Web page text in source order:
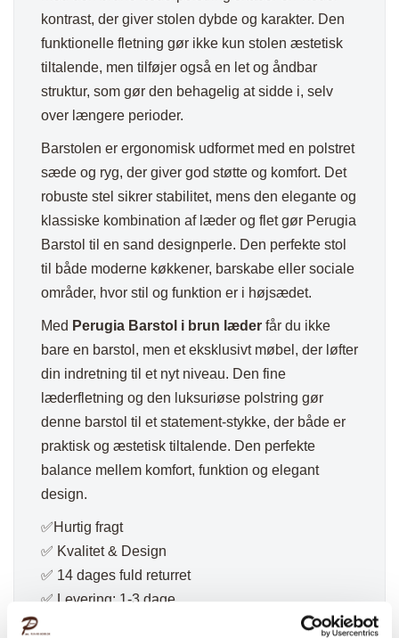
kontrast, der giver stolen dybde og karakter. Den
funktionelle fletning gør ikke kun stolen æstetisk
tiltalende, men tilføjer også en let og åndbar
struktur, som gør den behagelig at sidde i, selv
over længere perioder.
Barstolen er ergonomisk udformet med en polstret
sæde og ryg, der giver god støtte og komfort. Det
robuste stel sikrer stabilitet, mens den elegante og
klassiske kombination af læder og flet gør Perugia
Barstol til en sand designperle. Den perfekte stol
til både moderne køkkener, barskabe eller sociale
områder, hvor stil og funktion er i højsædet.
Med Perugia Barstol i brun læder får du ikke
bare en barstol, men et eksklusivt møbel, der løfter
din indretning til et nyt niveau. Den fine
læderfletning og den luksuriøse polstring gør
denne barstol til et statement-stykke, der både er
praktisk og æstetisk tiltalende. Den perfekte
balance mellem komfort, funktion og elegant
design.
✅Hurtig fragt
✅ Kvalitet & Design
✅ 14 dages fuld returret
✅ Levering: 1-3 dage